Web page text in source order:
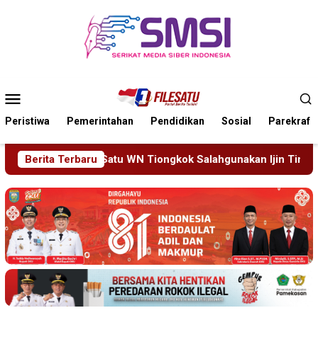
Mobile
Peristiwa Pemerintahan Pendidikan Sosial Parekraf
Berita TerbaruIjin Tinggal 19 Siswa Sakit Bersamaan,